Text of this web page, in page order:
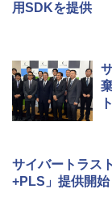
用SDKを提供
サイバートラス
+PLS」提供開始